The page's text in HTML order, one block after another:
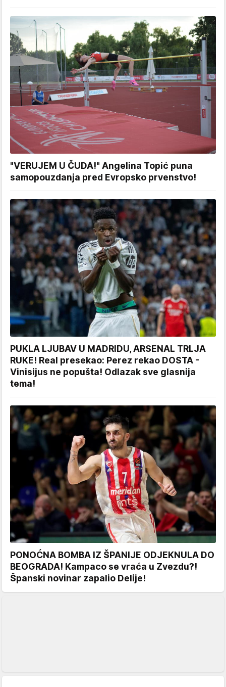
"VERUJEM U ČUDA!" Angelina Topić puna
samopouzdanja pred Evropsko prvenstvo!
PUKLA LJUBAV U MADRIDU, ARSENAL TRLJA
RUKE! Real presekao: Perez rekao DOSTA -
Vinisijus ne popušta! Odlazak sve glasnija
tema!
PONOĆNA BOMBA IZ ŠPANIJE ODJEKNULA DO
BEOGRADA! Kampaco se vraća u Zvezdu?!
Španski novinar zapalio Delije!